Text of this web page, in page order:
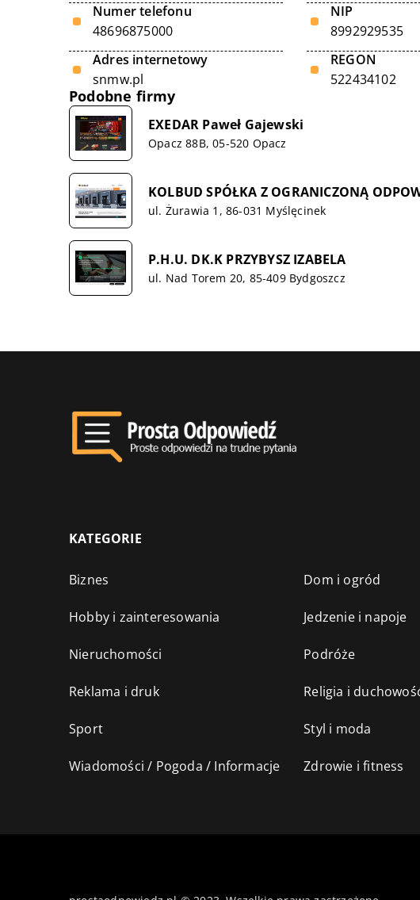
Numer telefonu
48696875000
Adres internetowy
snmw.pl
NIP
8992929535
REGON
522434102
Podobne firmy
EXEDAR Paweł Gajewski
Opacz 88B, 05-520 Opacz
KOLBUD SPÓŁKA Z OGRANICZONĄ
ul. Żurawia 1, 86-031 Myślęcinek
P.H.U. DK.K PRZYBYSZ IZABELA
ul. Nad Torem 20, 85-409 Bydgoszcz
KATEGORIE
Biznes Dom i ogród
Hobby i zainteresowania Jedzenie i napoje
Nieruchomości Podróże
Reklama i druk Religia i
Sport Styl i moda
Wiadomości / Pogoda / Informacje Zdrowie i fitness